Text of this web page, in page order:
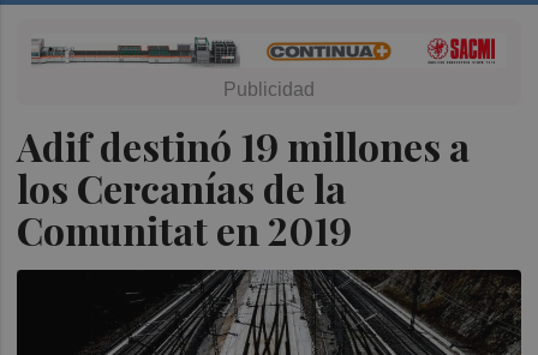
Adif destinó 19 millones a
los Cercanías de la
Comunitat en 2019